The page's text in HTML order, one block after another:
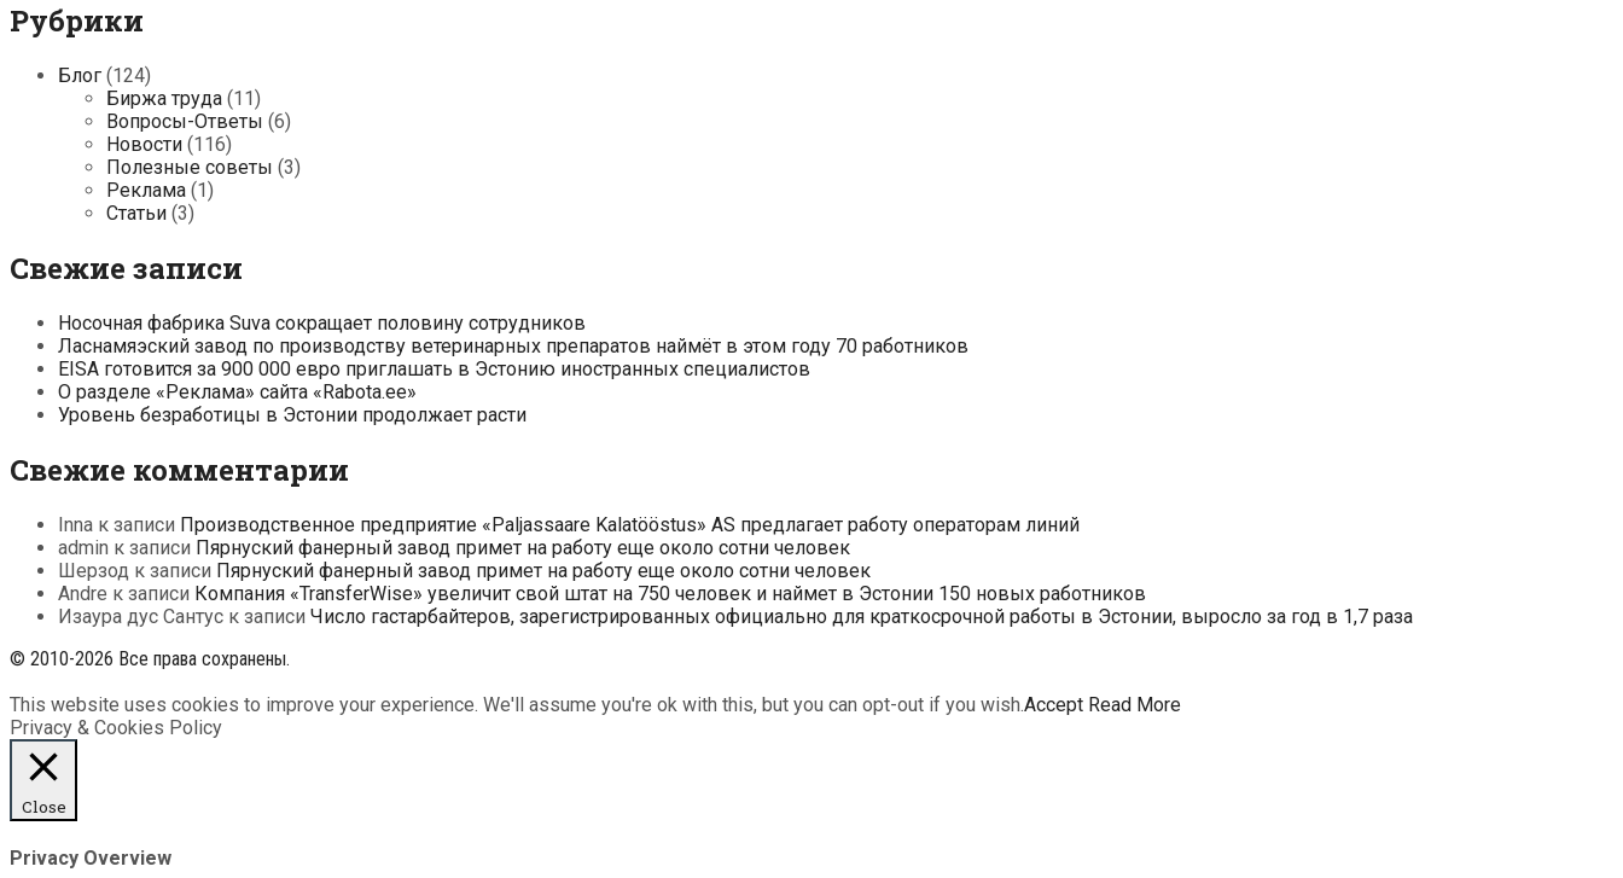
Рубрики
Блог (124)
Биржа труда (11)
Вопросы-Ответы (6)
Новости (116)
Полезные советы (3)
Реклама (1)
Статьи (3)
Свежие записи
Носочная фабрика Suva сокращает половину сотрудников
Ласнамяэский завод по производству ветеринарных препаратов наймёт в этом году 70 работников
EISA готовится за 900 000 евро приглашать в Эстонию иностранных специалистов
О разделе «Реклама» сайта «Rabota.ee»
Уровень безработицы в Эстонии продолжает расти
Свежие комментарии
Inna к записи Производственное предприятие «Paljassaare Kalatööstus» AS предлагает работу операторам линий
admin к записи Пярнуский фанерный завод примет на работу еще около сотни человек
Шерзод к записи Пярнуский фанерный завод примет на работу еще около сотни человек
Andre к записи Компания «TransferWise» увеличит свой штат на 750 человек и наймет в Эстонии 150 новых работников
Изаура дус Сантус к записи Число гастарбайтеров, зарегистрированных официально для краткосрочной работы в Эстонии, выросло за год в 1,7 раза
© 2010-2026 Все права сохранены.
This website uses cookies to improve your experience. We'll assume you're ok with this, but you can opt-out if you wish.Accept Read More
Privacy & Cookies Policy
Close
Privacy Overview